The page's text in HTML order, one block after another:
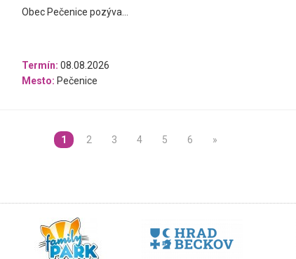
Obec Pečenice pozýva...
Termín: 08.08.2026
Mesto: Pečenice
1 2 3 4 5 6 »